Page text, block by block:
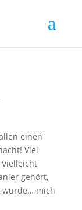
einen
Viel
gehört,
wurde… mich